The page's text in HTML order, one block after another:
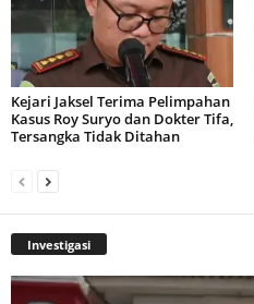
Kejari Jaksel Terima Pelimpahan
Kasus Roy Suryo dan Dokter Tifa,
Tersangka Tidak Ditahan
Investigasi